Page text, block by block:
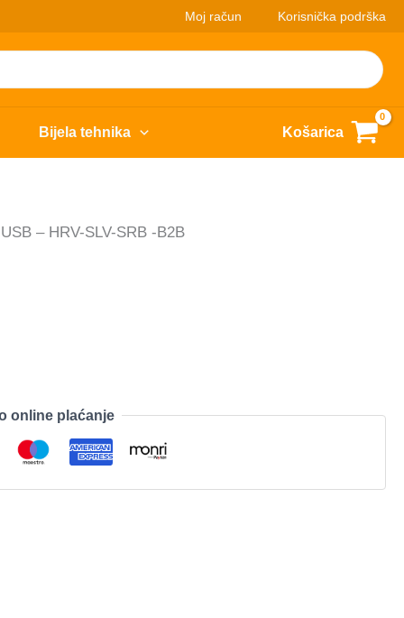
Moj račun Korisnička podrška
Bijela tehnika Košarica
– HRV-SLV-SRB -B2B
online plaćanje